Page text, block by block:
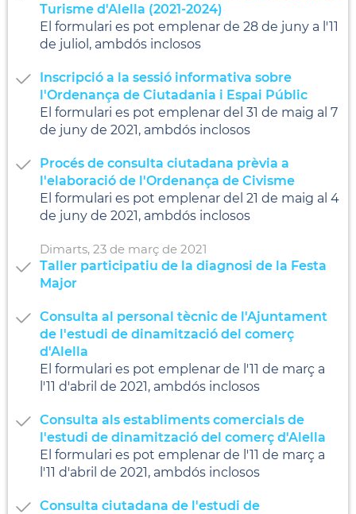
Turisme d'Alella (2021-2024)
El formulari es pot emplenar de 28 de juny a l'11
de juliol, ambdós inclosos
Inscripció a la sessió informativa sobre
l'Ordenança de Ciutadania i Espai Públic
El formulari es pot emplenar del 31 de maig al 7
de juny de 2021, ambdós inclosos
Procés de consulta ciutadana prèvia a
l'elaboració de l'Ordenança de Civisme
El formulari es pot emplenar del 21 de maig al 4
de juny de 2021, ambdós inclosos
Dimarts, 23 de març de 2021
Taller participatiu de la diagnosi de la Festa
Major
Consulta al personal tècnic de l'Ajuntament
de l'estudi de dinamització del comerç
d'Alella
El formulari es pot emplenar de l'11 de març a
l'11 d'abril de 2021, ambdós inclosos
Consulta als establiments comercials de
l'estudi de dinamització del comerç d'Alella
El formulari es pot emplenar de l'11 de març a
l'11 d'abril de 2021, ambdós inclosos
Consulta ciutadana de l'estudi de